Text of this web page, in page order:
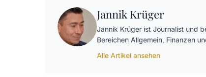
Jannik Krüger
Jannik Krüger ist Journalist und
Bereichen Allgemein, Finanzen
Alle Artikel ansehen